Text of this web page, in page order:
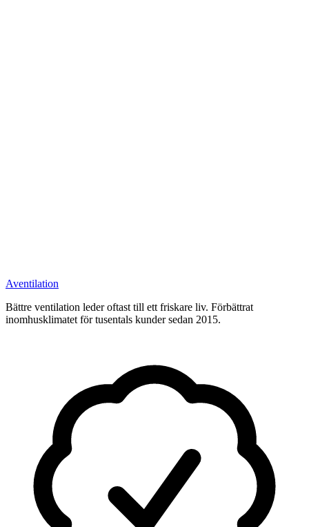
Aventilation
Bättre ventilation leder oftast till ett friskare liv. Förbättrat
inomhusklimatet för tusentals kunder sedan 2015.